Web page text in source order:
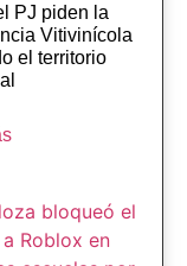
PJ piden la
Vitivinícola
el territorio